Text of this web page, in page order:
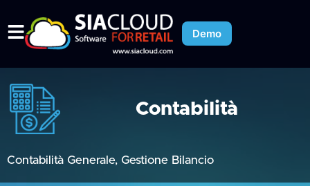
Demo
Contabilità
Contabilità Generale, Gestione Bilancio